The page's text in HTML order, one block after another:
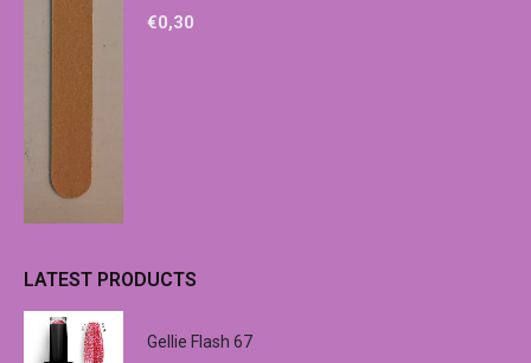
€0,30
LATEST PRODUCTS
Gellie Flash 67